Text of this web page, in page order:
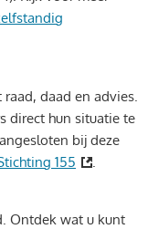
daad en advies.
direct hun situatie te
bij deze
155
.
Ontdek wat u kunt